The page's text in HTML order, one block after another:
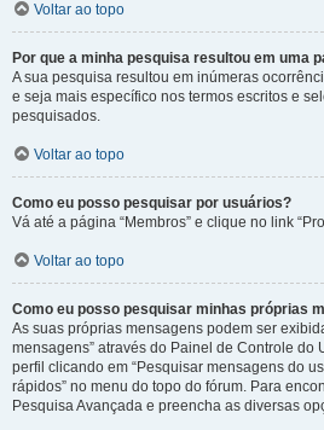
Voltar ao topo
Por que a minha pesquisa resultou em uma
A sua pesquisa resultou em inúmeras
e seja mais específico nos termos escritos e
pesquisados.
Voltar ao topo
Como eu posso pesquisar por usuários?
Vá até a página “Membros” e clique no link
Voltar ao topo
Como eu posso pesquisar minhas próprias
As suas próprias mensagens podem ser
mensagens” através do Painel de Controle do
perfil clicando em “Pesquisar mensagens do
rápidos” no menu do topo do fórum. Para
Pesquisa Avançada e preencha as diversas